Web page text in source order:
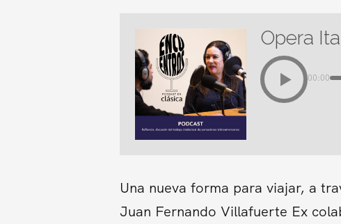
Opera
00:00
Una nueva forma para viajar, a
Juan Fernando Villafuerte Ex